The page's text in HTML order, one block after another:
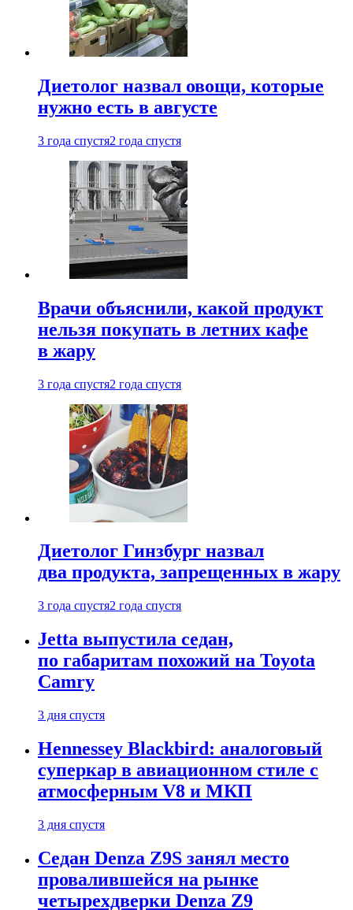
Диетолог назвал овощи, которые
нужно есть в августе
3 года спустя2 года спустя
Врачи объяснили, какой продукт
нельзя покупать в летних кафе
в жару
3 года спустя2 года спустя
Диетолог Гинзбург назвал
два продукта, запрещенных в жару
3 года спустя2 года спустя
Jetta выпустила седан,
по габаритам похожий на Toyota
Camry
3 дня спустя
Hennessey Blackbird: аналоговый
суперкар в авиационном стиле с
атмосферным V8 и МКП
3 дня спустя
Седан Denza Z9S занял место
провалившейся на рынке
четырехдверки Denza Z9